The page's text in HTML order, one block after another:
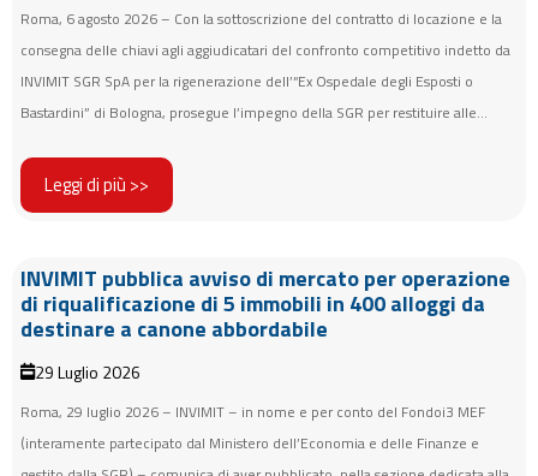
Roma, 6 agosto 2026 – Con la sottoscrizione del contratto di locazione e la
consegna delle chiavi agli aggiudicatari del confronto competitivo indetto da
INVIMIT SGR SpA per la rigenerazione dell’“Ex Ospedale degli Esposti o
Bastardini” di Bologna, prosegue l’impegno della SGR per restituire alle...
Leggi di più >>
INVIMIT pubblica avviso di mercato per operazione
di riqualificazione di 5 immobili in 400 alloggi da
destinare a canone abbordabile
29 Luglio 2026
Roma, 29 luglio 2026 – INVIMIT – in nome e per conto del Fondoi3 MEF
(interamente partecipato dal Ministero dell’Economia e delle Finanze e